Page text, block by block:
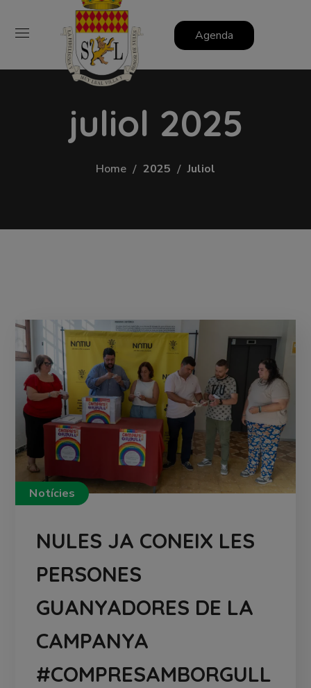
Agenda
juliol 2025
Home 2025 Juliol
Notícies
NULES JA CONEIX LES
PERSONES
GUANYADORES DE LA
CAMPANYA
#COMPRESAMBORGULL